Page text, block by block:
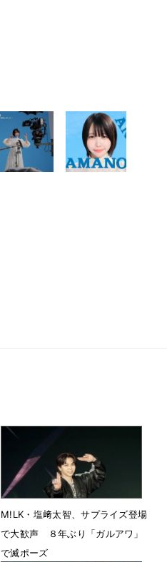
M!LK・塩﨑太智、サプライズ登場
で大歓声 ８年ぶり「ガルアワ」
で滅ポーズ